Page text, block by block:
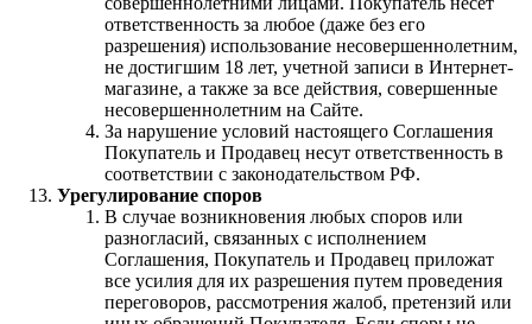
ответственность за любое (даже без его
разрешения) использование несовершеннолетним,
не достигшим 18 лет, учетной записи в Интернет-
магазине, а также за все действия, совершенные
несовершеннолетним на Сайте.
За нарушение условий настоящего Соглашения
Покупатель и Продавец несут ответственность в
соответствии с законодательством РФ.
Урегулирование споров
В случае возникновения любых споров или
разногласий, связанных с исполнением
Соглашения, Покупатель и Продавец приложат
все усилия для их разрешения путем проведения
переговоров, рассмотрения жалоб, претензий или